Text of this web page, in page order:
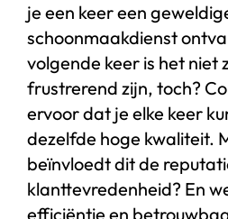
je een keer een
schoonmaakdienst
volgende keer is het niet
frustrerend zijn, toch?
ervoor dat je elke keer
dezelfde hoge kwaliteit.
beïnvloedt dit de
klanttevredenheid? En
efficiëntie en